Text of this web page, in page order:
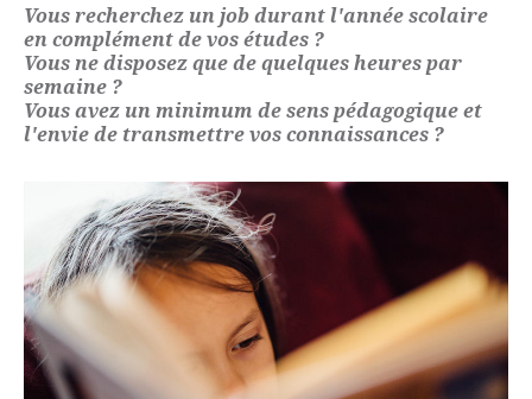
Vous recherchez un job durant l'année scolaire
en complément de vos études ?
Vous ne disposez que de quelques heures par
semaine ?
Vous avez un minimum de sens pédagogique et
l'envie de transmettre vos connaissances ?